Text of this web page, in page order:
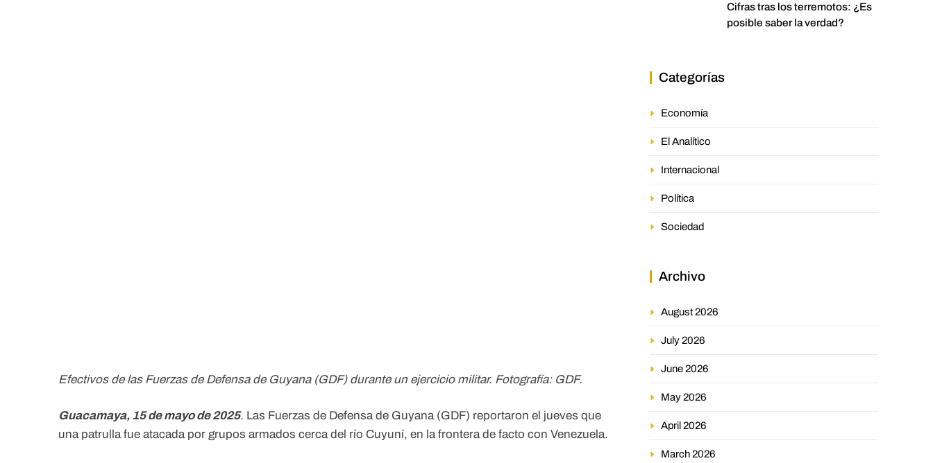
Efectivos de las Fuerzas de Defensa de Guyana (GDF) durante un ejercicio militar. Fotografía: GDF.
Guacamaya, 15 de mayo de 2025. Las Fuerzas de Defensa de Guyana (GDF) reportaron el jueves que
una patrulla fue atacada por grupos armados cerca del río Cuyuní, en la frontera de facto con Venezuela.
Cifras tras los terremotos: ¿Es
posible saber la verdad?
Categorías
Economía
El Analítico
Internacional
Política
Sociedad
Archivo
August 2026
July 2026
June 2026
May 2026
April 2026
March 2026